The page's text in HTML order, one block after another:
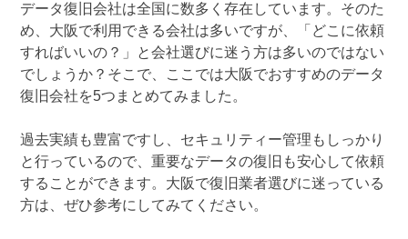
データ復旧会社は全国に数多く存在しています。そのた
め、大阪で利用できる会社は多いですが、「どこに依頼
すればいいの？」と会社選びに迷う方は多いのではない
でしょうか？そこで、ここでは大阪でおすすめのデータ
復旧会社を5つまとめてみました。
過去実績も豊富ですし、セキュリティー管理もしっかり
と行っているので、重要なデータの復旧も安心して依頼
することができます。大阪で復旧業者選びに迷っている
方は、ぜひ参考にしてみてください。